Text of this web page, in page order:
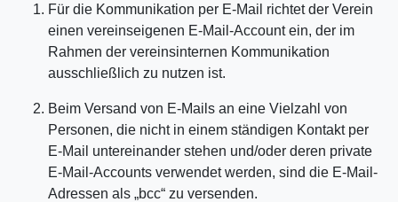
Für die Kommunikation per E-Mail richtet der Verein
einen vereinseigenen E-Mail-Account ein, der im
Rahmen der vereinsinternen Kommunikation
ausschließlich zu nutzen ist.
Beim Versand von E-Mails an eine Vielzahl von
Personen, die nicht in einem ständigen Kontakt per
E-Mail untereinander stehen und/oder deren private
E-Mail-Accounts verwendet werden, sind die E-Mail-
Adressen als „bcc“ zu versenden.